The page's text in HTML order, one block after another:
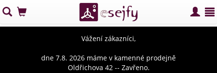
Vážení zákazníci,
dne 7.8. 2026 máme v kamenné prodejně
Oldřichova 42 -- Zavřeno.